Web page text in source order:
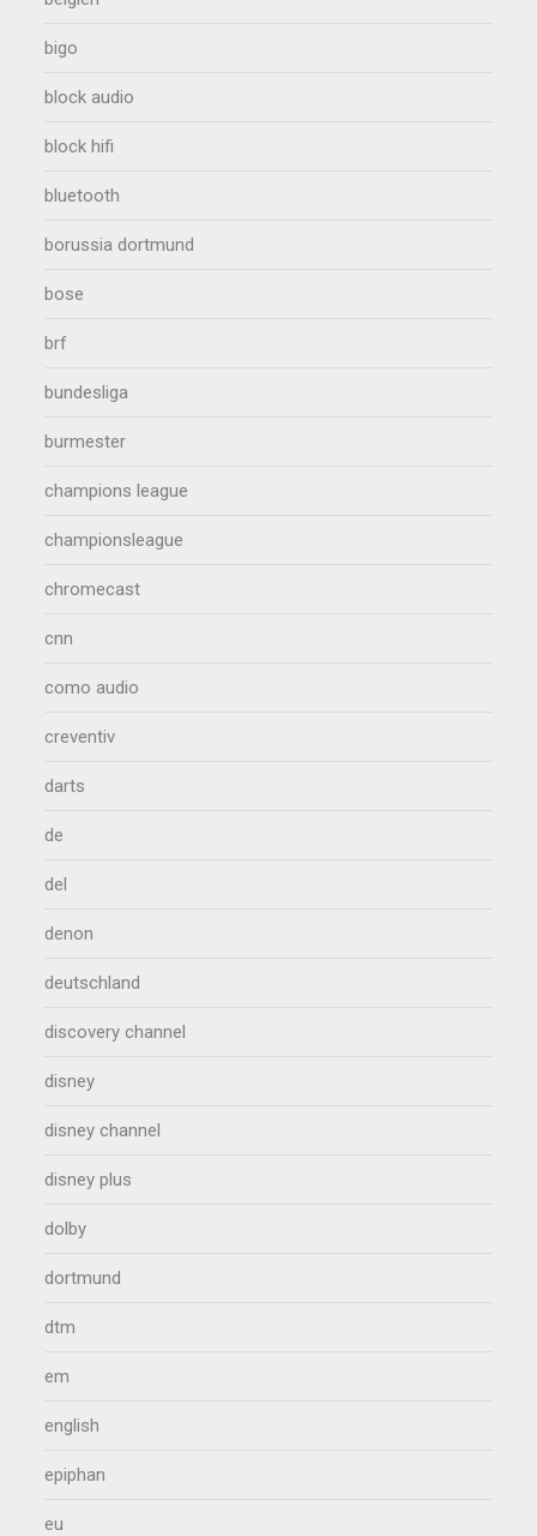
bigo
block audio
block hifi
bluetooth
borussia dortmund
bose
brf
bundesliga
burmester
champions league
championsleague
chromecast
cnn
como audio
creventiv
darts
de
del
denon
deutschland
discovery channel
disney
disney channel
disney plus
dolby
dortmund
dtm
em
english
epiphan
eu